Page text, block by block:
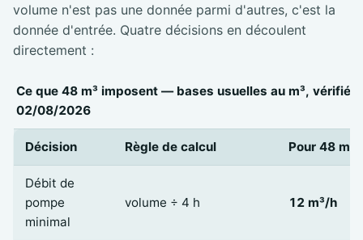
volume n'est pas une donnée parmi d'autres, c'est la
donnée d'entrée. Quatre décisions en découlent
directement :
Ce que 48 m³ imposent — bases usuelles au m³,
02/08/2026
Décision Règle de calcul Pour 48 m³
Débit de
pompe
minimal
volume ÷ 4 h 12 m³/h